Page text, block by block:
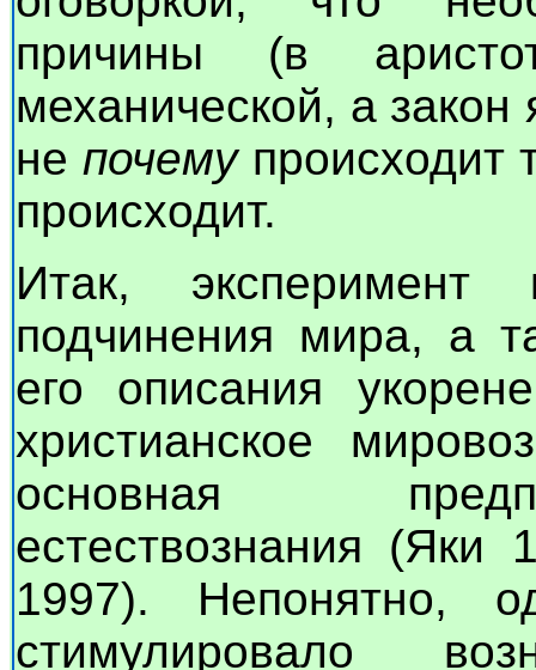
причины (в
механической, а закон
не почемупроисходит
происходит.
Итак,
подчинения мира, а
его описания
христианское
основная
естествознания (Яки
1997). Непонятно,
стимулировало